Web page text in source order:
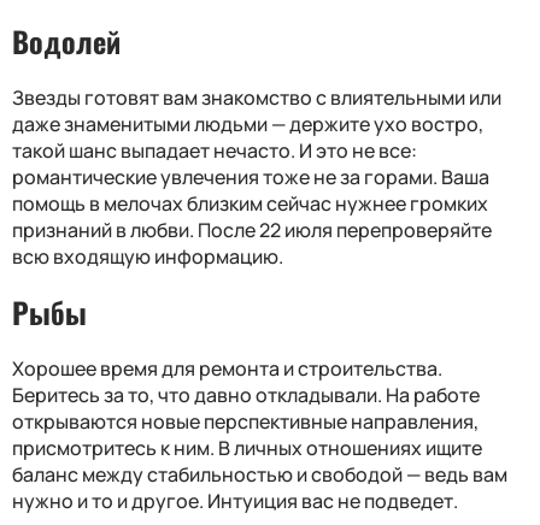
Водолей
Звезды готовят вам знакомство с влиятельными или
даже знаменитыми людьми — держите ухо востро,
такой шанс выпадает нечасто. И это не все:
романтические увлечения тоже не за горами. Ваша
помощь в мелочах близким сейчас нужнее громких
признаний в любви. После 22 июля перепроверяйте
всю входящую информацию.
Рыбы
Хорошее время для ремонта и строительства.
Беритесь за то, что давно откладывали. На работе
открываются новые перспективные направления,
присмотритесь к ним. В личных отношениях ищите
баланс между стабильностью и свободой — ведь вам
нужно и то и другое. Интуиция вас не подведет.